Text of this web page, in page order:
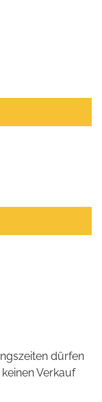
dürfen
Verkauf